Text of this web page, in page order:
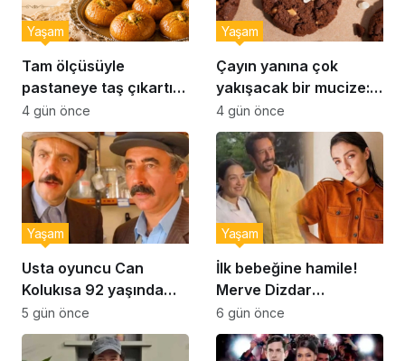
Tam ölçüsüyle
pastaneye taş çıkartır:
Şekerpare tarifi
Yaşam
4 gün önce
Çayın yanına çok
yakışacak bir mucize:
Brownie tadında ıslak
kurabiye tarifi…
Yaşam
4 gün önce
Usta oyuncu Can
Kolukısa 92 yaşında
hayatını kaybetti
Yaşam
5 gün önce
İlk bebeğine hamile!
Merve Dizdar
sessizliğini bozdu: ‘İsim
bulmak çok zor’
Yaşam
6 gün önce